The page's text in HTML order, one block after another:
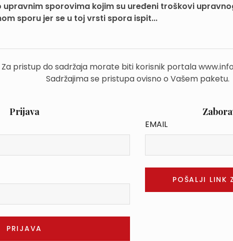
upravnim sporovima kojim su uređeni troškovi
sporu jer se u toj vrsti spora ispit...
Za pristup do sadržaja morate biti korisnik portala
Sadržajima se pristupa ovisno o Vašem paketu.
Prijava
EMAIL